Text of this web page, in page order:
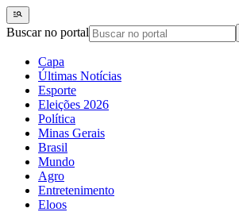
Buscar no portal
Capa
Últimas Notícias
Esporte
Eleições 2026
Política
Minas Gerais
Brasil
Mundo
Agro
Entretenimento
Eloos